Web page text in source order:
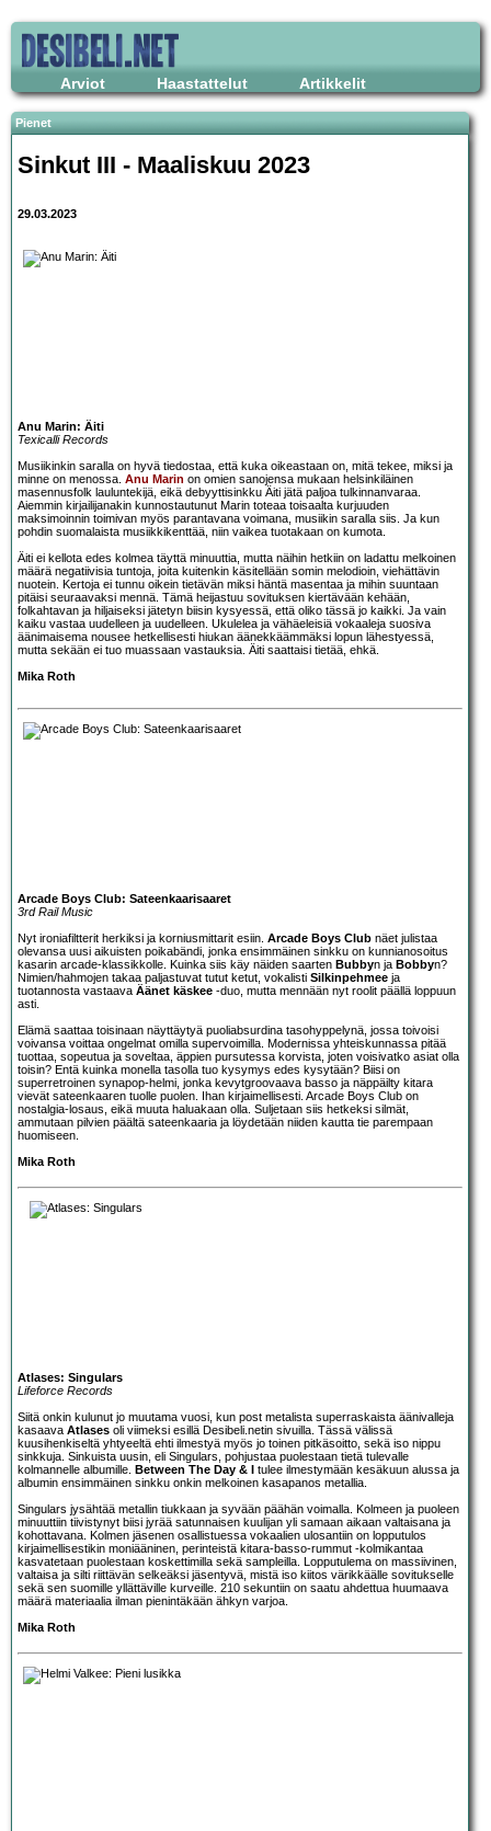
Arviot Haastattelut Artikkelit
Pienet
Sinkut III - Maaliskuu 2023
29.03.2023
Anu Marin: Äiti
Texicalli Records
Musiikinkin saralla on hyvä tiedostaa, että kuka oikeastaan on, mitä tekee, miksi ja
minne on menossa. Anu Marin on omien sanojensa mukaan helsinkiläinen
masennusfolk lauluntekijä, eikä debyyttisinkku Äiti jätä paljoa tulkinnanvaraa.
Aiemmin kirjailijanakin kunnostautunut Marin toteaa toisaalta kurjuuden
maksimoinnin toimivan myös parantavana voimana, musiikin saralla siis. Ja kun
pohdin suomalaista musiikkikenttää, niin vaikea tuotakaan on kumota.
Äiti ei kellota edes kolmea täyttä minuuttia, mutta näihin hetkiin on ladattu melkoinen
määrä negatiivisia tuntoja, joita kuitenkin käsitellään somin melodioin, viehättävin
nuotein. Kertoja ei tunnu oikein tietävän miksi häntä masentaa ja mihin suuntaan
pitäisi seuraavaksi mennä. Tämä heijastuu sovituksen kiertävään kehään,
folkahtavan ja hiljaiseksi jätetyn biisin kysyessä, että oliko tässä jo kaikki. Ja vain
kaiku vastaa uudelleen ja uudelleen. Ukulelea ja vähäeleisiä vokaaleja suosiva
äänimaisema nousee hetkellisesti hiukan äänekkäämmäksi lopun lähestyessä,
mutta sekään ei tuo muassaan vastauksia. Äiti saattaisi tietää, ehkä.
Mika Roth
Arcade Boys Club: Sateenkaarisaaret
3rd Rail Music
Nyt ironiafiltterit herkiksi ja korniusmittarit esiin. Arcade Boys Club näet julistaa
olevansa uusi aikuisten poikabändi, jonka ensimmäinen sinkku on kunnianosoitus
kasarin arcade-klassikkolle. Kuinka siis käy näiden saarten Bubbyn ja Bobbyn?
Nimien/hahmojen takaa paljastuvat tutut ketut, vokalisti Silkinpehmee ja
tuotannosta vastaava Äänet käskee -duo, mutta mennään nyt roolit päällä loppuun
asti.
Elämä saattaa toisinaan näyttäytyä puoliabsurdina tasohyppelynä, jossa toivoisi
voivansa voittaa ongelmat omilla supervoimilla. Modernissa yhteiskunnassa pitää
tuottaa, sopeutua ja soveltaa, äppien pursutessa korvista, joten voisivatko asiat olla
toisin? Entä kuinka monella tasolla tuo kysymys edes kysytään? Biisi on
superretroinen synapop-helmi, jonka kevytgroovaava basso ja näppäilty kitara
vievät sateenkaaren tuolle puolen. Ihan kirjaimellisesti. Arcade Boys Club on
nostalgia-losaus, eikä muuta haluakaan olla. Suljetaan siis hetkeksi silmät,
ammutaan pilvien päältä sateenkaaria ja löydetään niiden kautta tie parempaan
huomiseen.
Mika Roth
Atlases: Singulars
Lifeforce Records
Siitä onkin kulunut jo muutama vuosi, kun post metalista superraskaista äänivalleja
kasaava Atlases oli viimeksi esillä Desibeli.netin sivuilla. Tässä välissä
kuusihenkiseltä yhtyeeltä ehti ilmestyä myös jo toinen pitkäsoitto, sekä iso nippu
sinkkuja. Sinkuista uusin, eli Singulars, pohjustaa puolestaan tietä tulevalle
kolmannelle albumille. Between The Day & I tulee ilmestymään kesäkuun alussa ja
albumin ensimmäinen sinkku onkin melkoinen kasapanos metallia.
Singulars jysähtää metallin tiukkaan ja syvään päähän voimalla. Kolmeen ja puoleen
minuuttiin tiivistynyt biisi jyrää satunnaisen kuulijan yli samaan aikaan valtaisana ja
kohottavana. Kolmen jäsenen osallistuessa vokaalien ulosantiin on lopputulos
kirjaimellisestikin moniääninen, perinteistä kitara-basso-rummut -kolmikantaa
kasvatetaan puolestaan koskettimilla sekä sampleilla. Lopputulema on massiivinen,
valtaisa ja silti riittävän selkeäksi jäsentyvä, mistä iso kiitos värikkäälle sovitukselle
sekä sen suomille yllättäville kurveille. 210 sekuntiin on saatu ahdettua huumaava
määrä materiaalia ilman pienintäkään ähkyn varjoa.
Mika Roth